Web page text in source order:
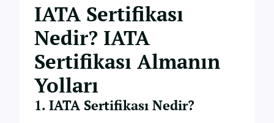
IATA Sertifikası
Nedir? IATA
Sertifikası Almanın
Yolları
1. IATA Sertifikası Nedir?